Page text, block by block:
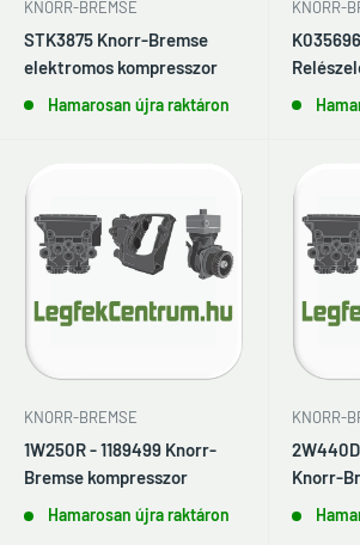
KNORR-BREMSE
STK3875 Knorr-Bremse
elektromos kompresszor
Hamarosan újra raktáron
KNORR-
KNORR-BREMSE
1W250R - 1189499 Knorr-
Bremse kompresszor
Hamarosan újra raktáron
KNORR-
Knorr-